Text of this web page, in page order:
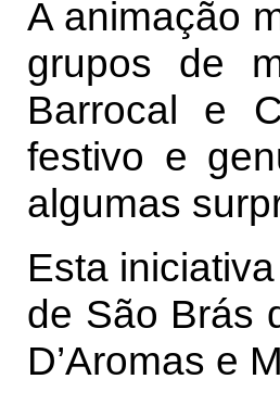
A animação
grupos de
Barrocal e
festivo e
algumas
Esta
de São Brás
D’Aromas e